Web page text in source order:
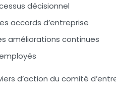
décisionnel
accords d’entreprise
améliorations continues
d’action du comité